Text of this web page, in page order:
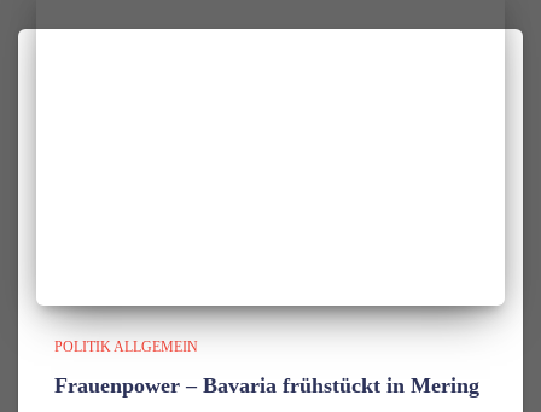
POLITIK ALLGEMEIN
Frauenpower – Bavaria frühstückt in Mering